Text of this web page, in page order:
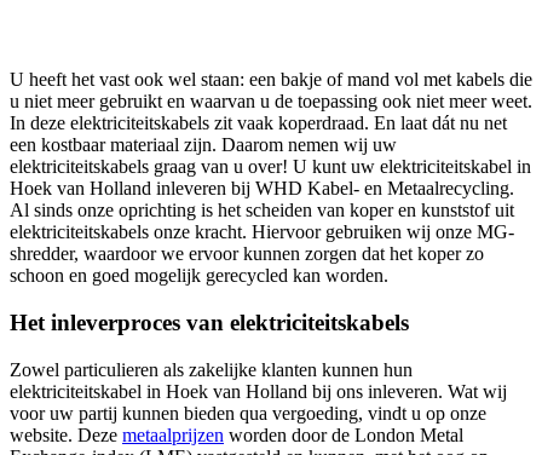
U heeft het vast ook wel staan: een bakje of mand vol met kabels die
u niet meer gebruikt en waarvan u de toepassing ook niet meer weet.
In deze elektriciteitskabels zit vaak koperdraad. En laat dát nu net
een kostbaar materiaal zijn. Daarom nemen wij uw
elektriciteitskabels graag van u over! U kunt uw elektriciteitskabel in
Hoek van Holland inleveren bij WHD Kabel- en Metaalrecycling.
Al sinds onze oprichting is het scheiden van koper en kunststof uit
elektriciteitskabels onze kracht. Hiervoor gebruiken wij onze MG-
shredder, waardoor we ervoor kunnen zorgen dat het koper zo
schoon en goed mogelijk gerecycled kan worden.
Het inleverproces van elektriciteitskabels
Zowel particulieren als zakelijke klanten kunnen hun
elektriciteitskabel in Hoek van Holland bij ons inleveren. Wat wij
voor uw partij kunnen bieden qua vergoeding, vindt u op onze
website. Deze metaalprijzen worden door de London Metal